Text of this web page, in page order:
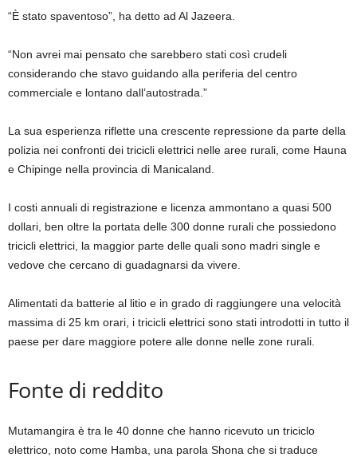
“È stato spaventoso”, ha detto ad Al Jazeera.
“Non avrei mai pensato che sarebbero stati così crudeli
considerando che stavo guidando alla periferia del centro
commerciale e lontano dall’autostrada.”
La sua esperienza riflette una crescente repressione da parte della
polizia nei confronti dei tricicli elettrici nelle aree rurali, come Hauna
e Chipinge nella provincia di Manicaland.
I costi annuali di registrazione e licenza ammontano a quasi 500
dollari, ben oltre la portata delle 300 donne rurali che possiedono
tricicli elettrici, la maggior parte delle quali sono madri single e
vedove che cercano di guadagnarsi da vivere.
Alimentati da batterie al litio e in grado di raggiungere una velocità
massima di 25 km orari, i tricicli elettrici sono stati introdotti in tutto il
paese per dare maggiore potere alle donne nelle zone rurali.
Fonte di reddito
Mutamangira è tra le 40 donne che hanno ricevuto un triciclo
elettrico, noto come Hamba, una parola Shona che si traduce